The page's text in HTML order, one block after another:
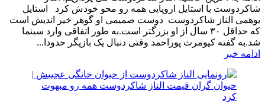
شاکردوست با استایل اروپایی همه رو محو خودش کرد استایل
بوهمی الناز شاکردوست دوست صمیمی او گوهر خیر اندیش است
که حداقل ۳۰ سال از او بزرگتر است.به طور اتفاقی وارد سینما
شد.به گفته کیومرث پوراحمد وقتی دنبال یک بازیگر حدودا...
ادامه خبر